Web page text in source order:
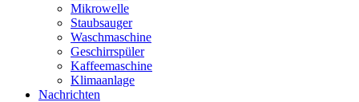
Mikrowelle
Staubsauger
Waschmaschine
Geschirrspüler
Kaffeemaschine
Klimaanlage
Nachrichten